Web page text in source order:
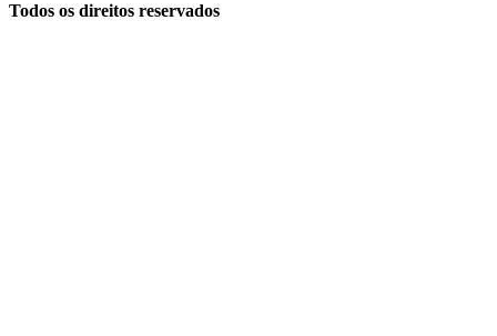
Todos os direitos reservados